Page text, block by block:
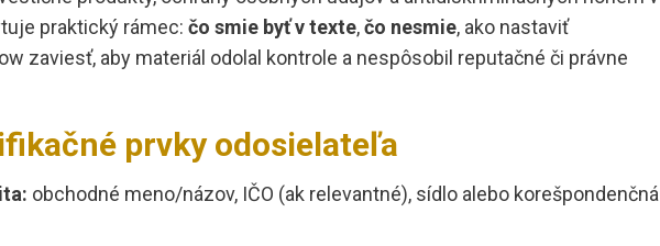
praktický rámec: čo smie byť v texte,čo nesmie, ako nastaviť
zaviesť, aby materiál odolal kontrole a nespôsobil reputačné či právne
prvky odosielateľa
obchodné meno/názov, IČO (ak relevantné), sídlo alebo korešpondenčná